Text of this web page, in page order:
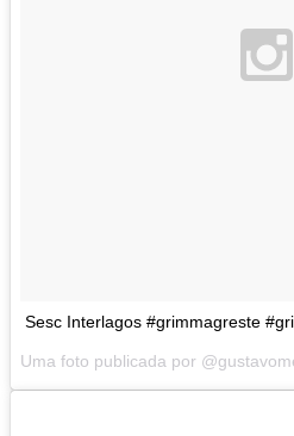
Sesc Interlagos #grimmagreste
Uma foto publicada por